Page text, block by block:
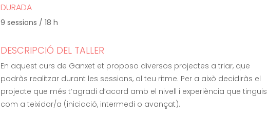
DURADA
9 sessions / 18 h
DESCRIPCIÓ DEL TALLER
En aquest curs de Ganxet et proposo diversos projectes a triar, que
podràs realitzar durant les sessions, al teu ritme. Per a això decidiràs el
projecte que més t’agradi d’acord amb el nivell i experiència que tinguis
com a teixidor/a (iniciació, intermedi o avançat).